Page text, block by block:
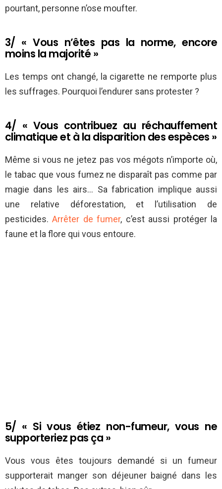
pourtant, personne n’ose moufter.
3/ « Vous n’êtes pas la norme, encore
moins la majorité »
Les temps ont changé, la cigarette ne remporte plus
les suffrages. Pourquoi l’endurer sans protester ?
4/ « Vous contribuez au réchauffement
climatique et à la disparition des espèces »
Même si vous ne jetez pas vos mégots n’importe où,
le tabac que vous fumez ne disparaît pas comme par
magie dans les airs… Sa fabrication implique aussi
une relative déforestation, et l’utilisation de
pesticides.Arrêter de fumer, c’est aussi protéger la
faune et la flore qui vous entoure.
5/ « Si vous étiez non-fumeur, vous ne
supporteriez pas ça »
Vous vous êtes toujours demandé si un fumeur
supporterait manger son déjeuner baigné dans les